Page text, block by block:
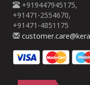
+919447945175,
+91471-2554670,
+91471-4851175